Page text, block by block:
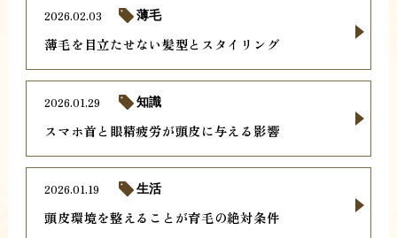
薄毛を目立たせない髪型とスタイリング
2026.02.03 薄毛
スマホ首と眼精疲労が頭皮に与える影響
2026.01.29 知識
頭皮環境を整えることが育毛の絶対条件
2026.01.19 生活